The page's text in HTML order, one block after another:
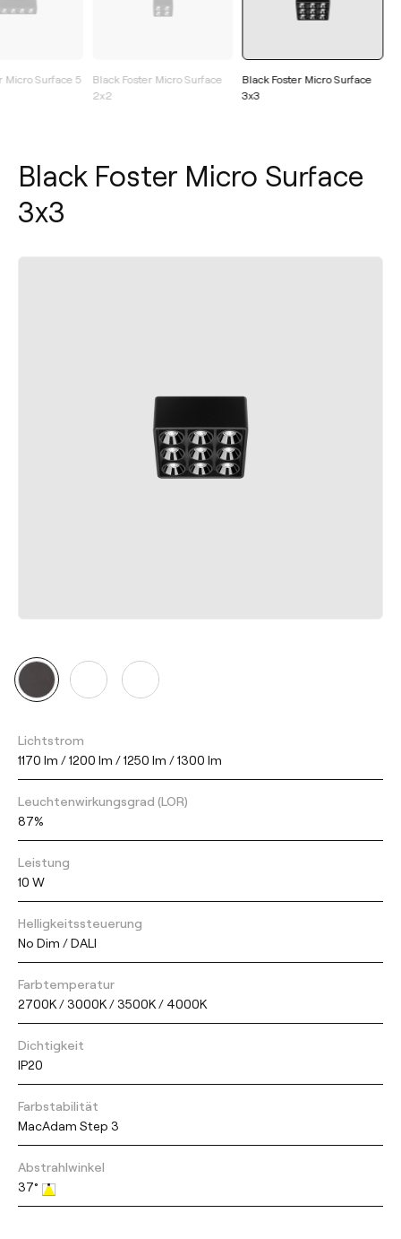
Micro Surface 5
Black Foster Micro Surface
2x2
Black Foster Micro Surface
3x3
Black Foster Micro Surface
3x3
Lichtstrom
1170 lm / 1200 lm / 1250 lm / 1300 lm
Leuchtenwirkungsgrad (LOR)
87%
Leistung
10 W
Helligkeitssteuerung
No Dim / DALI
Farbtemperatur
2700K / 3000K / 3500K / 4000K
Dichtigkeit
IP20
Farbstabilität
MacAdam Step 3
Abstrahlwinkel
37°